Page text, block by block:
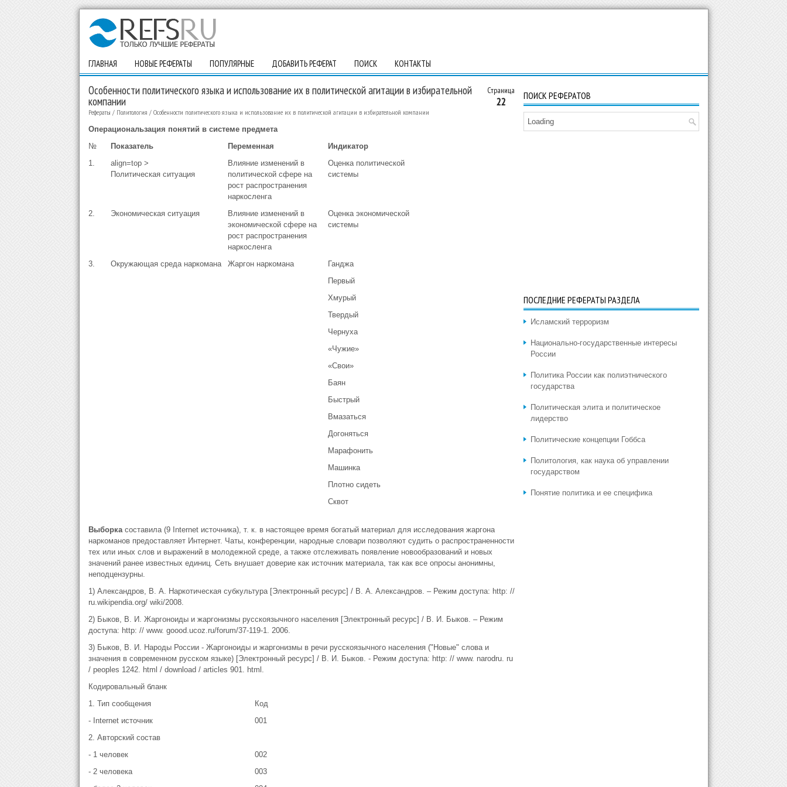
ГЛАВНАЯ НОВЫЕ РЕФЕРАТЫ ПОПУЛЯРНЫЕ ДОБАВИТЬ РЕФЕРАТ ПОИСК КОНТАКТЫ
Страница
22
Особенности политического языка и использование их в политической агитации в избирательной
компании
Рефераты / Политология / Особенности политического языка и использование их в политической агитации в избирательной компании
Операциональзация понятий в системе предмета
№
Показатель Переменная
Индикатор
1.
align=top >
Политическая ситуация
Влияние изменений в
политической сфере на
рост распространения
наркосленга
Оценка политической
системы
2. Экономическая ситуация
Влияние изменений в
экономической сфере на
рост распространения
наркосленга
Оценка экономической
системы
3. Окружающая среда наркомана Жаргон наркомана
Ганджа
Первый
Хмурый
Твердый
Чернуха
«Чужие»
«Свои»
Баян
Быстрый
Вмазаться
Догоняться
Марафонить
Машинка
Плотно сидеть
Сквот
Выборка составила (9 Internet источника), т. к. в настоящее время богатый материал для исследования жаргона
наркоманов предоставляет Интернет. Чаты, конференции, народные словари позволяют судить о распространенности
тех или иных слов и выражений в молодежной среде, а также отслеживать появление новообразований и новых
значений ранее известных единиц. Сеть внушает доверие как источник материала, так как все опросы анонимны,
неподцензурны.
1) Александров, В. А. Наркотическая субкультура [Электронный ресурс] / В. А. Александров. – Режим доступа: http: //
ru.wikipendia.org/ wiki/2008.
2) Быков, В. И. Жаргоноиды и жаргонизмы русскоязычного населения [Электронный ресурс] / В. И. Быков. – Режим
доступа: http: // www. goood.ucoz.ru/forum/37-119-1. 2006.
3) Быков, В. И. Народы России - Жаргоноиды и жаргонизмы в речи русскоязычного населения ("Новые" слова и
значения в современном русском языке) [Электронный ресурс] / В. И. Быков. - Режим доступа: http: // www. narodru. ru
/ peoples 1242. html / download / articles 901. html.
Кодировальный бланк
1. Тип сообщения
Код
- Internet источник
001
2. Авторский состав
- 1 человек
002
- 2 человека
003
ПОИСК РЕФЕРАТОВ
Loading
ПОСЛЕДНИЕ РЕФЕРАТЫ РАЗДЕЛА
Исламский терроризм
Национально-государственные интересы
России
Политика России как полиэтнического
государства
Политическая элита и политическое
лидерство
Политические концепции Гоббса
Политология, как наука об управлении
государством
Понятие политика и ее специфика